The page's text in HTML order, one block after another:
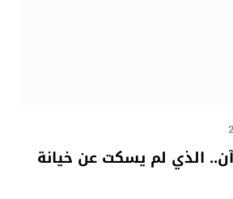
الذي لم يسكت عن خيانة